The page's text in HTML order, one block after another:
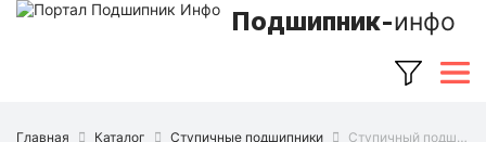
Подшипник-инфо
Главная Каталог Ступичные подшипники Ступичный подшипник 713630350 (FAG)